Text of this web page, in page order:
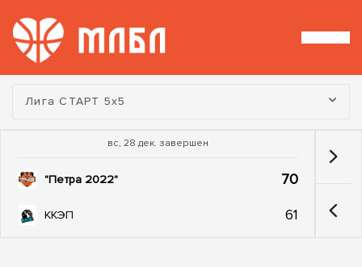
Турнир:
Лига СТАРТ 5х5
вс, 28 дек. завершен
"Петра 2022" 70
ККЭП 61